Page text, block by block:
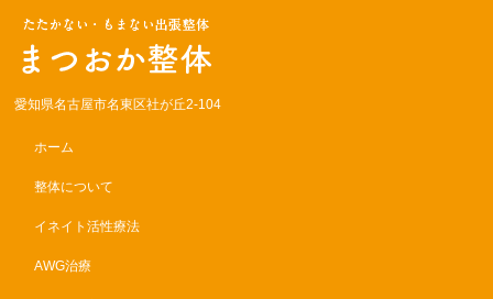
愛知県名古屋市名東区社が丘2-104
ホーム
整体について
イネイト活性療法
AWG治療